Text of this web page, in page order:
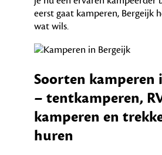
eerst gaat kamperen, Bergeijk
wat wils.
Soorten kamperen
– tentkamperen,
kamperen en
huren